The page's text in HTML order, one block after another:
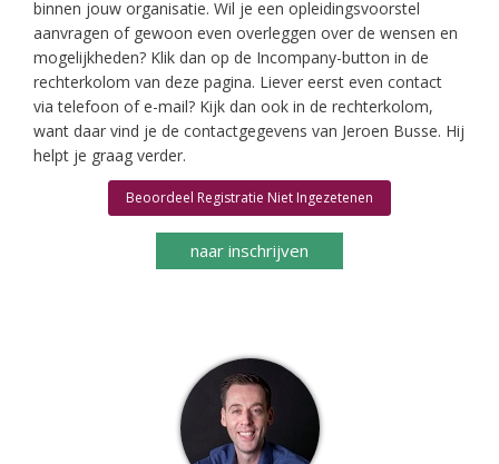
binnen jouw organisatie. Wil je een opleidingsvoorstel
aanvragen of gewoon even overleggen over de wensen en
mogelijkheden? Klik dan op de Incompany-button in de
rechterkolom van deze pagina. Liever eerst even contact
via telefoon of e-mail? Kijk dan ook in de rechterkolom,
want daar vind je de contactgegevens van Jeroen Busse. Hij
helpt je graag verder.
Beoordeel Registratie Niet Ingezetenen
naar inschrijven